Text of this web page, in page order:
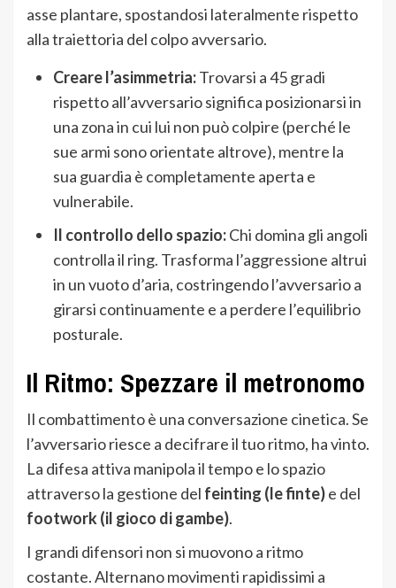
asse plantare, spostandosi lateralmente rispetto
alla traiettoria del colpo avversario.
Creare l’asimmetria:Trovarsi a 45 gradi
rispetto all’avversario significa posizionarsi in
una zona in cui lui non può colpire (perché le
sue armi sono orientate altrove), mentre la
sua guardia è completamente aperta e
vulnerabile.
Il controllo dello spazio:Chi domina gli angoli
controlla il ring. Trasforma l’aggressione altrui
in un vuoto d’aria, costringendo l’avversario a
girarsi continuamente e a perdere l’equilibrio
posturale.
Il Ritmo: Spezzare il metronomo
Il combattimento è una conversazione cinetica. Se
l’avversario riesce a decifrare il tuo ritmo, ha vinto.
La difesa attiva manipola il tempo e lo spazio
attraverso la gestione del feinting (le finte)e del
footwork (il gioco di gambe).
I grandi difensori non si muovono a ritmo
costante. Alternano movimenti rapidissimi a